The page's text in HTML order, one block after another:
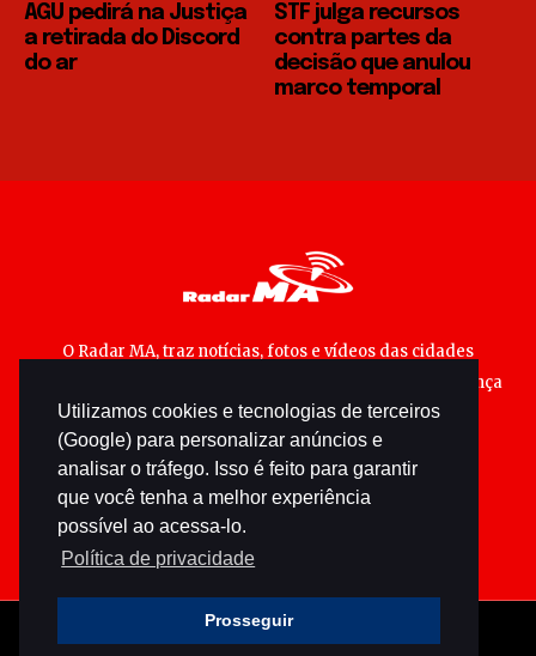
Utilizamos cookies e tecnologias de terceiros
(Google) para personalizar anúncios e
analisar o tráfego. Isso é feito para garantir
que você tenha a melhor experiência
possível ao acessa-lo.
Política de privacidade
Prosseguir
AGU pedirá na Justiça
a retirada do Discord
do ar
STF julga recursos
contra partes da
decisão que anulou
marco temporal
O Radar MA, traz notícias, fotos e vídeos das cidades
maranhenses; matérias especiais sobre política, segurança
pública e cultura popular.